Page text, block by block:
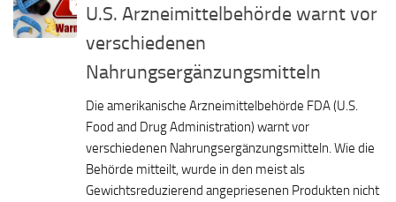
U.S. Arzneimittelbehörde warnt vor
verschiedenen
Nahrungsergänzungsmitteln
Die amerikanische Arzneimittelbehörde FDA (U.S.
Food and Drug Administration) warnt vor
verschiedenen Nahrungsergänzungsmitteln. Wie die
Behörde mitteilt, wurde in den meist als
Gewichtsreduzierend angepriesenen Produkten nicht